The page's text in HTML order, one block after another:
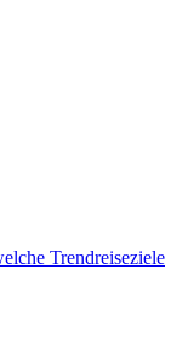
Trendreiseziele